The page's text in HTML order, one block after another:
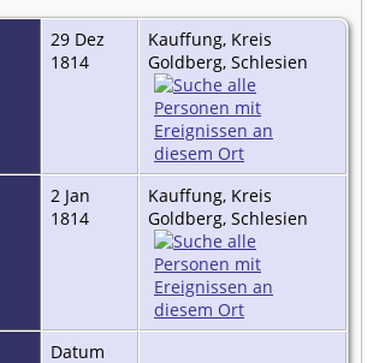
29 Dez
1814
Kauffung, Kreis
Goldberg, Schlesien
2 Jan
1814
Kauffung, Kreis
Goldberg, Schlesien
Datum